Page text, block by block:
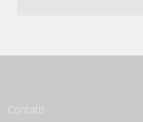
Contatti